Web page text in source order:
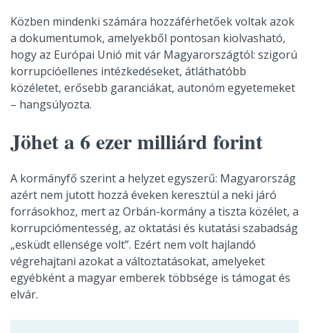
Közben mindenki számára hozzáférhetőek voltak azok
a dokumentumok, amelyekből pontosan kiolvasható,
hogy az Európai Unió mit vár Magyarországtól: szigorú
korrupcióellenes intézkedéseket, átláthatóbb
közéletet, erősebb garanciákat, autonóm egyetemeket
– hangsúlyozta.
Jöhet a 6 ezer milliárd forint
A kormányfő szerint a helyzet egyszerű: Magyarország
azért nem jutott hozzá éveken keresztül a neki járó
forrásokhoz, mert az Orbán-kormány a tiszta közélet, a
korrupciómentesség, az oktatási és kutatási szabadság
„esküdt ellensége volt”. Ezért nem volt hajlandó
végrehajtani azokat a változtatásokat, amelyeket
egyébként a magyar emberek többsége is támogat és
elvár.